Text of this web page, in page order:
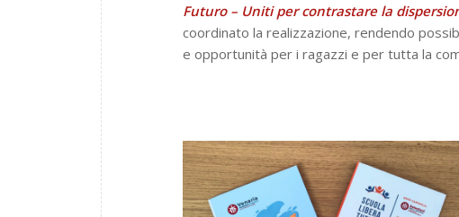
Futuro – Uniti per contrastare la
coordinato la realizzazione, rendendo
e opportunità per i ragazzi e per tutta la